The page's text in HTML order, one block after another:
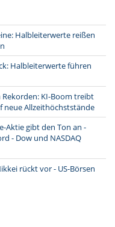
Halbleiterwerte reißen
Halbleiterwerte führen
KI-Boom treibt
neue Allzeithöchststände
Aktie gibt den Ton an -
- Dow und NASDAQ
rückt vor - US-Börsen